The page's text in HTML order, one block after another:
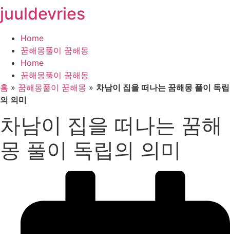
콘
텐
뛰
기
juuldevries
Home
꿈해몽풀이 꿈해몽
Home
꿈해몽풀이 꿈해몽
홈 » 꿈해몽풀이 꿈해몽 » 차남이 집을 떠나는 꿈해몽 풀이 독립
의 의미
차남이 집을 떠나는 꿈해
몽 풀이 독립의 의미